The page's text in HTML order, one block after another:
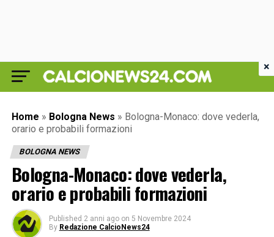
Home » Bologna News » Bologna-Monaco: dove vederla,
orario e probabili formazioni
BOLOGNA NEWS
Bologna-Monaco: dove vederla,
orario e probabili formazioni
Published 2 anni ago on 5 Novembre 2024
By Redazione CalcioNews24
×